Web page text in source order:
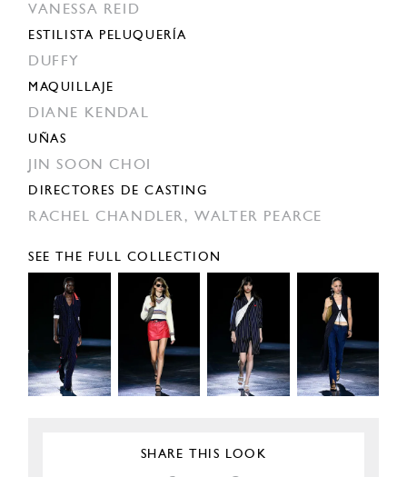
VANESSA REID
ESTILISTA PELUQUERÍA
DUFFY
MAQUILLAJE
DIANE KENDAL
UÑAS
JIN SOON CHOI
DIRECTORES DE CASTING
RACHEL CHANDLER,WALTER PEARCE
SEE THE FULL COLLECTION
SHARE THIS LOOK